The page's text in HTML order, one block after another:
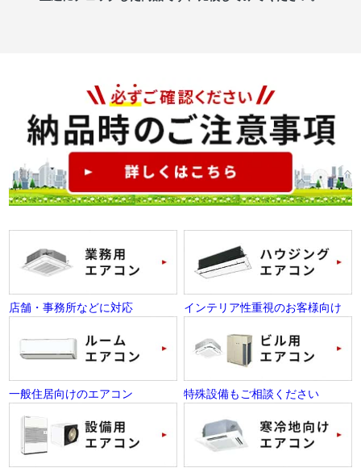
店舗・事務所などに対応 インテリア性重視のお客様向け
一般住居向けのエアコン 特殊設備もご相談ください